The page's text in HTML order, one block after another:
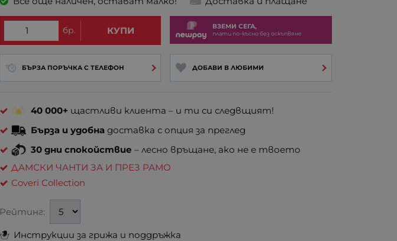
Инструкции за грижа и поддръжка
бр. КУПИ ВЗЕМИ СЕГА,
плати по-късно без оскъпвяне
БЪРЗА ПОРЪЧКА С ТЕЛЕФОН ДОБАВИ В ЛЮБИМИ
40 000+ щастливи клиента – и ти си следвщият!
Бърза и удобна доставка с опция за преглед
30 дни спокойствие – лесно връщане, ако не е твоето
ДАМСКИ ЧАНТИ ЗА И ПРЕЗ РАМО
Coveri Collection
Рейтинг: